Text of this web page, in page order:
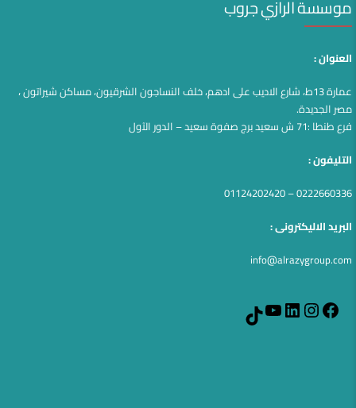
موسسة الرازي جروب
العنوان :
عمارة 13ط، شارع الاديب على ادهم، خلف النساجون الشرقيون، مساكن شيراتون ،
مصر الجديدة.
فرع طنطا :71 ش سعيد برج صفوة سعيد – الدور الآول
التليفون :
0222660336 – 01124202420
البريد الاليكترونى :
info@alrazygroup.com
Facebook
Instagram
LinkedIn
YouTube